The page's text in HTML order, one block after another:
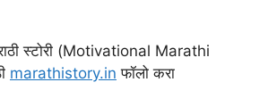
स्टोरी (Motivational Marathi
marathistory.in फॉलो करा